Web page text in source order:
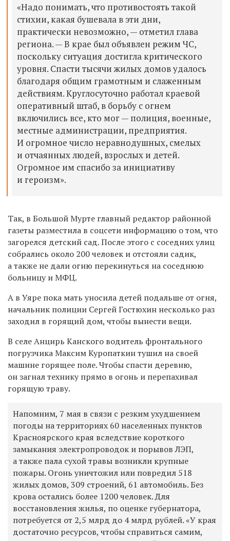
«Надо понимать, что противостоять такой
стихии, какая бушевала в эти дни,
практически невозможно, — отметил глава
региона. — В крае был объявлен режим ЧС,
поскольку ситуация достигла критического
уровня. Спасти тысячи жилых домов удалось
благодаря общим грамотным и слаженным
действиям. Круглосуточно работал краевой
оперативный штаб, в борьбу с огнем
включились все, кто мог — полиция, военные,
местные администрации, предприятия.
И огромное число неравнодушных, смелых
и отчаянных людей, взрослых и детей.
Огромное им спасибо за инициативу
и героизм».
Так, в Большой Мурте главный редактор районной
газеты разместила в соцсети информацию о том, что
загорелся детский сад. После этого с соседних улиц
собрались около 200 человек и отстояли садик,
а также не дали огню перекинуться на соседнюю
больницу и МФЦ.
А в Уяре пока мать уносила детей подальше от огня,
начальник полиции Сергей Гостюхин несколько раз
заходил в горящий дом, чтобы вынести вещи.
В селе Анцирь Канского водитель фронтального
погрузчика Максим Куропаткин тушил на своей
машине горящее поле. Чтобы спасти деревню,
он загнал технику прямо в огонь и перепахивал
горящую траву.
Напомним, 7 мая в связи с резким ухудшением
погоды на территориях 60 населенных пунктов
Красноярского края вследствие короткого
замыкания электропроводок и порывов ЛЭП,
а также пала сухой травы возникли крупные
пожары. Огонь уничтожил или повредил 518
жилых домов, 309 строений, 61 автомобиль. Без
крова остались более 1200 человек. Для
восстановления жилья, по оценке губернатора,
потребуется от 2,5 млрд до 4 млрд рублей. «У края
достаточно ресурсов, чтобы справиться самим,